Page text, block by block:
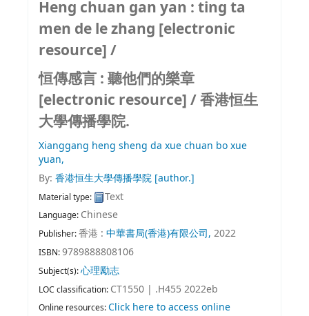
Heng chuan gan yan : ting ta
men de le zhang [electronic
resource] /
恒傳感言 : 聽他們的樂章
[electronic resource] /香港恒生
大學傳播學院.
Xianggang heng sheng da xue chuan bo xue
yuan,
By: 香港恒生大學傳播學院 [author.]
Material type: Text
Language: Chinese
Publisher:香港 : 中華書局(香港)有限公司, 2022
ISBN:9789888808106
Subject(s):心理勵志
LOC classification: CT1550 | .H455 2022eb
Online resources:Click here to access online